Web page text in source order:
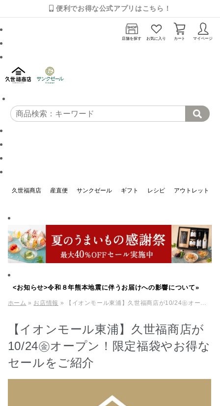
便利でお得な公式アプリはこちら！
店舗を探す お気に入り カート マイページ
久世福商店 産直便 サンクゼール ギフト レシピ アウトレット
<お知らせ>令和８年熊本地震に伴うお届けへの影響について»
ホーム » お店情報 » 【イオンモール東浦】久世福商店が10/24㊎オープン！限定福袋やお得なセールをご紹介
【イオンモール東浦】久世福商店が
10/24㊎オープン！限定福袋やお得な
セールをご紹介